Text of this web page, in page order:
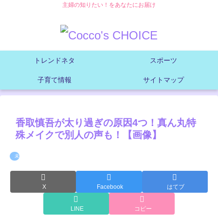
主婦の知りたい！をあなたにお届け
トレンドネタ スポーツ
子育て情報 サイトマップ
香取慎吾が太り過ぎの原因4つ！真ん丸特
殊メイクで別人の声も！【画像】
未分類
X Facebook はてブ
LINE コピー